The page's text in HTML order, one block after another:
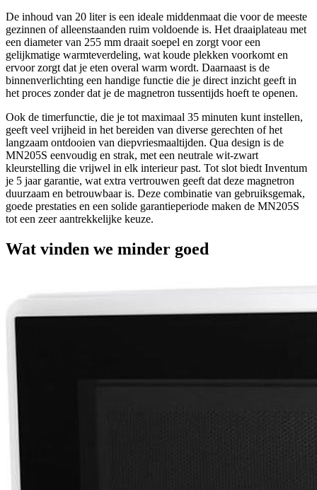
De inhoud van 20 liter is een ideale middenmaat die voor de meeste
gezinnen of alleenstaanden ruim voldoende is. Het draaiplateau met
een diameter van 255 mm draait soepel en zorgt voor een
gelijkmatige warmteverdeling, wat koude plekken voorkomt en
ervoor zorgt dat je eten overal warm wordt. Daarnaast is de
binnenverlichting een handige functie die je direct inzicht geeft in
het proces zonder dat je de magnetron tussentijds hoeft te openen.
Ook de timerfunctie, die je tot maximaal 35 minuten kunt instellen,
geeft veel vrijheid in het bereiden van diverse gerechten of het
langzaam ontdooien van diepvriesmaaltijden. Qua design is de
MN205S eenvoudig en strak, met een neutrale wit-zwart
kleurstelling die vrijwel in elk interieur past. Tot slot biedt Inventum
je 5 jaar garantie, wat extra vertrouwen geeft dat deze magnetron
duurzaam en betrouwbaar is. Deze combinatie van gebruiksgemak,
goede prestaties en een solide garantieperiode maken de MN205S
tot een zeer aantrekkelijke keuze.
Wat vinden we minder goed